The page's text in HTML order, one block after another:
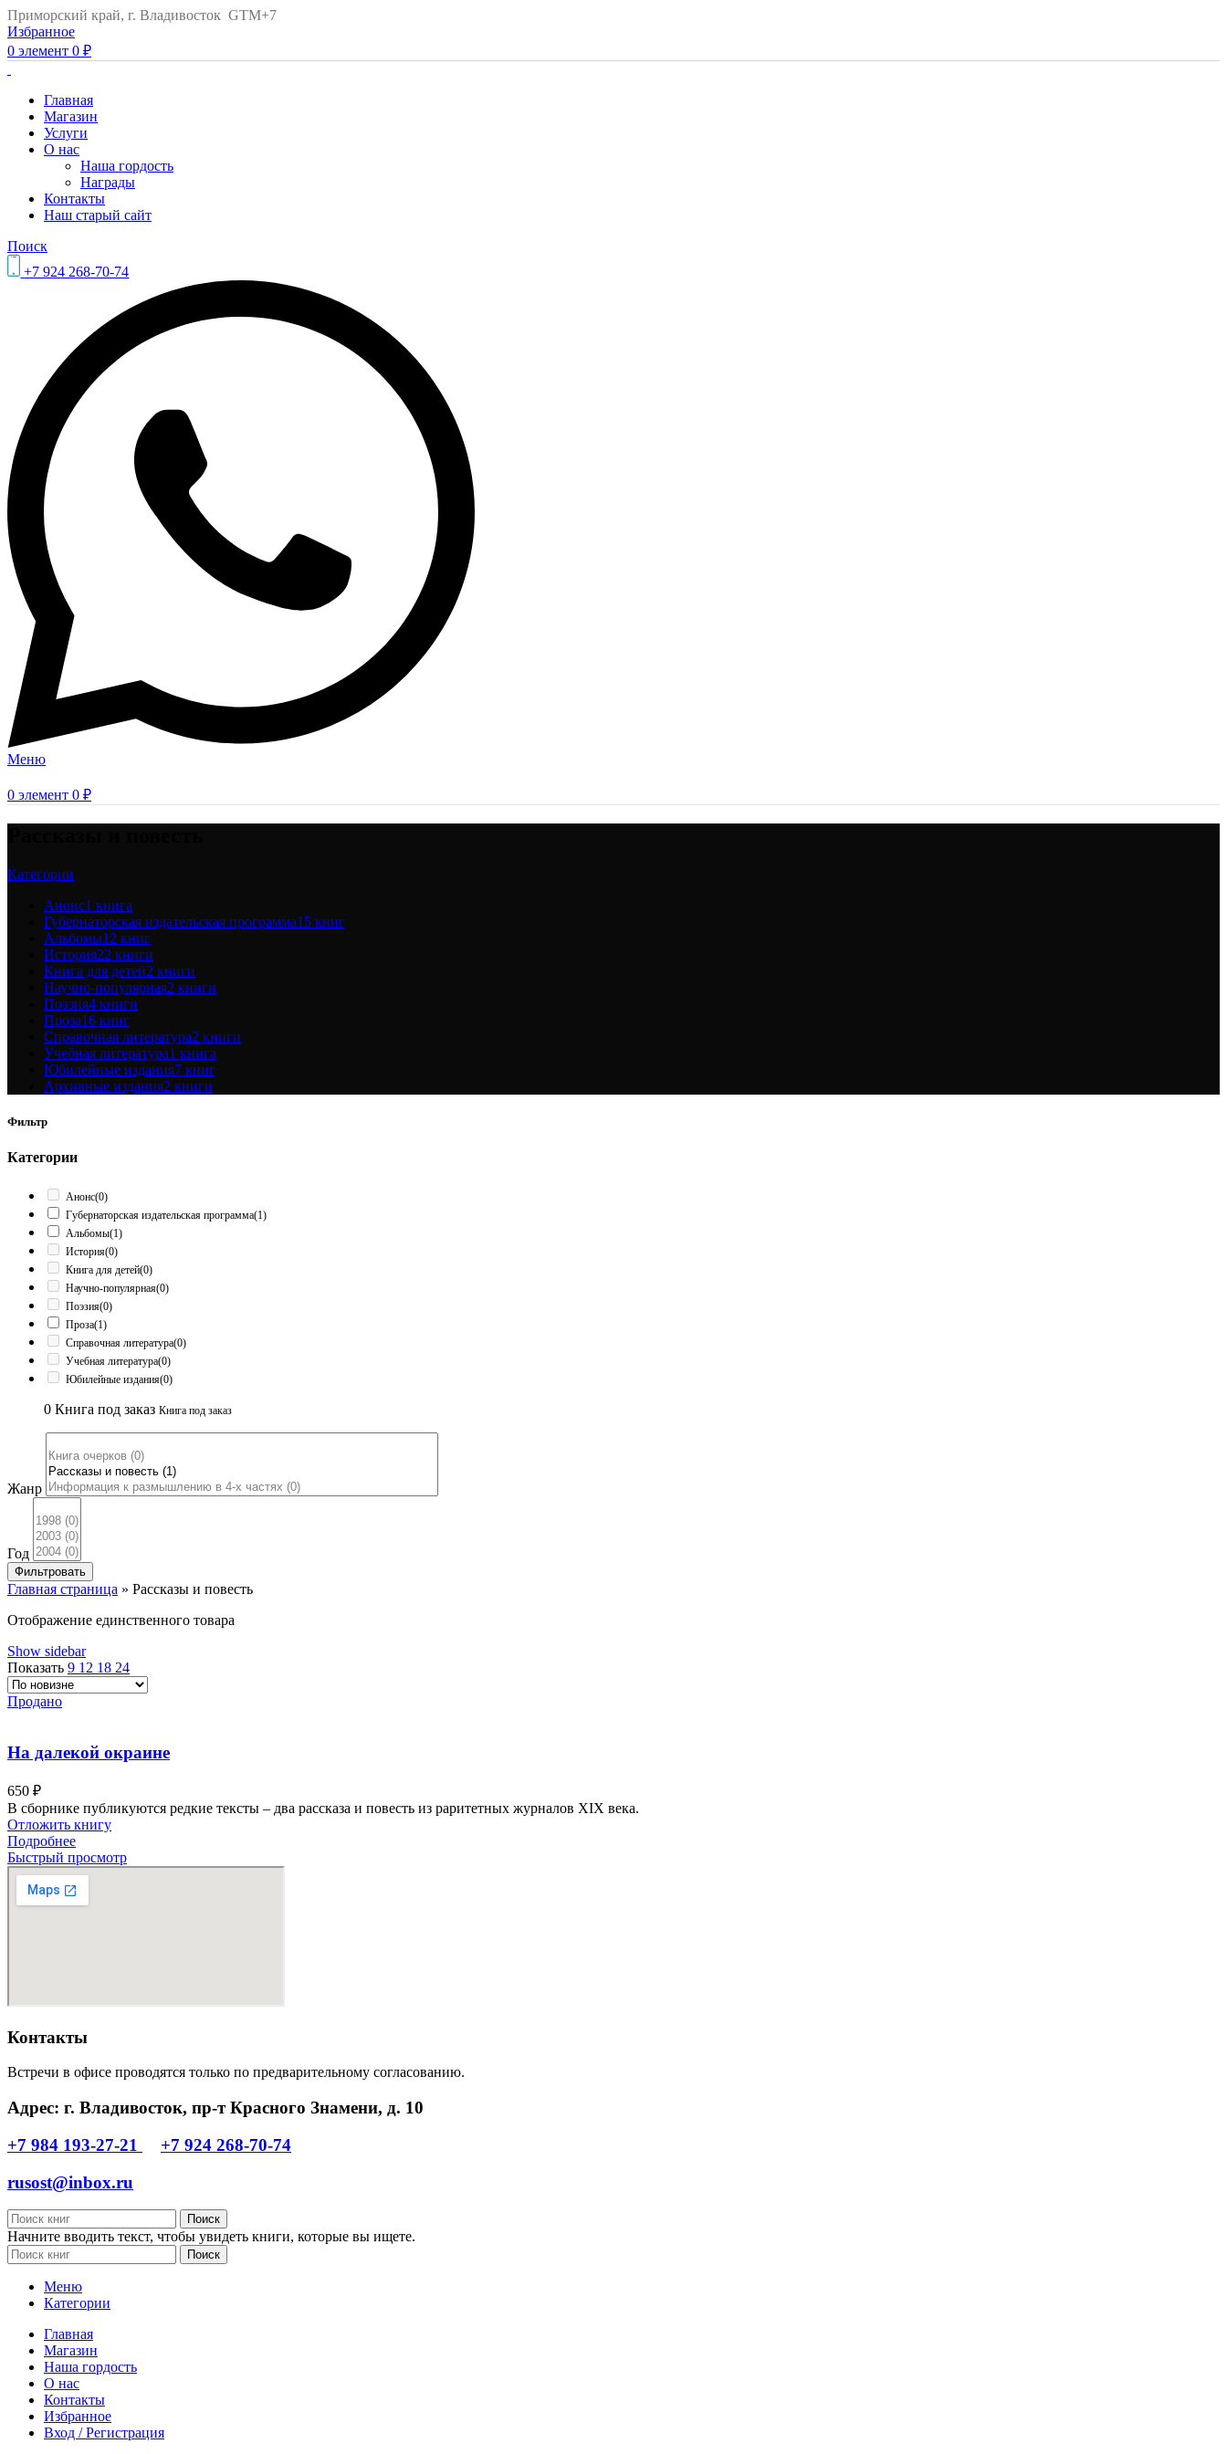
Приморский край, г. Владивосток GTM+7
Избранное
0 элемент 0 ₽
Главная
Магазин
Услуги
О нас
Наша гордость
Награды
Контакты
Наш старый сайт
Поиск
+7 924 268-70-74
Меню
0 элемент 0 ₽
Категории
Анонс1 книга
Губернаторская издательская программа15 книг
Альбомы12 книг
История22 книги
Книга для детей2 книги
Научно-популярная2 книги
Поэзия4 книги
Проза16 книг
Справочная литература2 книги
Учебная литература1 книга
Юбилейные издания7 книг
Архивные издания2 книги
Фильтр
Категории
Анонс(0)
Губернаторская издательская программа(1)
Альбомы(1)
История(0)
Книга для детей(0)
Научно-популярная(0)
Поэзия(0)
Проза(1)
Справочная литература(0)
Учебная литература(0)
Юбилейные издания(0)
0 Книга под заказ Книга под заказ
Жанр
Год
Фильтровать
Главная страница » Рассказы и повесть
Отображение единственного товара
Show sidebar
Показать 9 12 18 24
Продано
На далекой окраине
650 ₽
В сборнике публикуются редкие тексты – два рассказа и повесть из раритетных журналов XIX века.
Отложить книгу
Подробнее
Быстрый просмотр
Контакты
Встречи в офисе проводятся только по предварительному согласованию.
Адрес: г. Владивосток, пр-т Красного Знамени, д. 10
+7 984 193-27-21
+7 924 268-70-74
rusost@inbox.ru
Поиск
Начните вводить текст, чтобы увидеть книги, которые вы ищете.
Поиск
Меню
Категории
Главная
Магазин
Наша гордость
О нас
Контакты
Избранное
Вход / Регистрация